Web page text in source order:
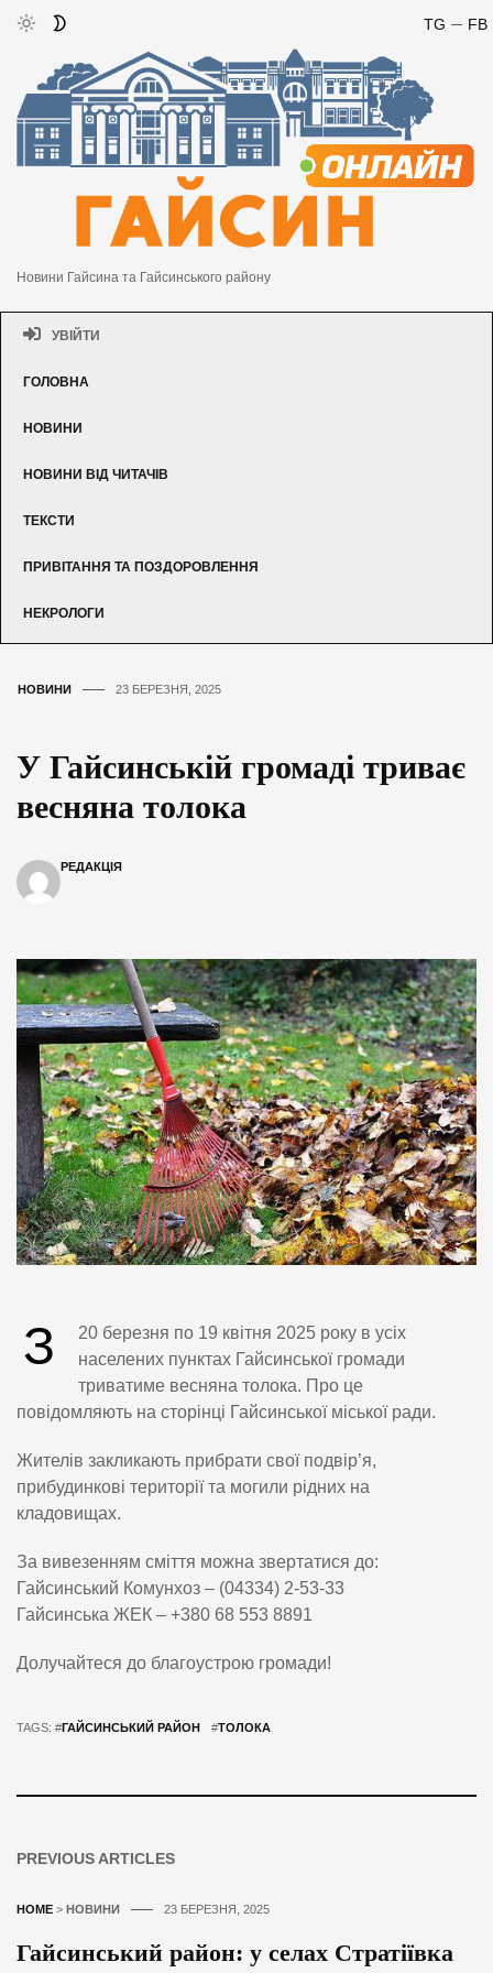
FB
TG
Новини Гайсина та Гайсинського району
УВІЙТИ
ГОЛОВНА
НОВИНИ
НОВИНИ ВІД ЧИТАЧІВ
ТЕКСТИ
ПРИВІТАННЯ ТА ПОЗДОРОВЛЕННЯ
НЕКРОЛОГИ
НОВИНИ 23 БЕРЕЗНЯ, 2025
У Гайсинській громаді триває
весняна толока
РЕДАКЦІЯ
З
20 березня по 19 квітня 2025 року в усіх
населених пунктах Гайсинської громади
триватиме весняна толока. Про це
повідомляють на сторінці Гайсинської міської ради.
Жителів закликають прибрати свої подвір’я,
прибудинкові території та могили рідних на
кладовищах.
За вивезенням сміття можна звертатися до:
Гайсинський Комунхоз – (04334) 2-53-33
Гайсинська ЖЕК – +380 68 553 8891
Долучайтеся до благоустрою громади!
TAGS: #ГАЙСИНСЬКИЙ РАЙОН #ТОЛОКА
PREVIOUS ARTICLES
HOME > НОВИНИ 23 БЕРЕЗНЯ, 2025
Гайсинський район: у селах Стратіївка